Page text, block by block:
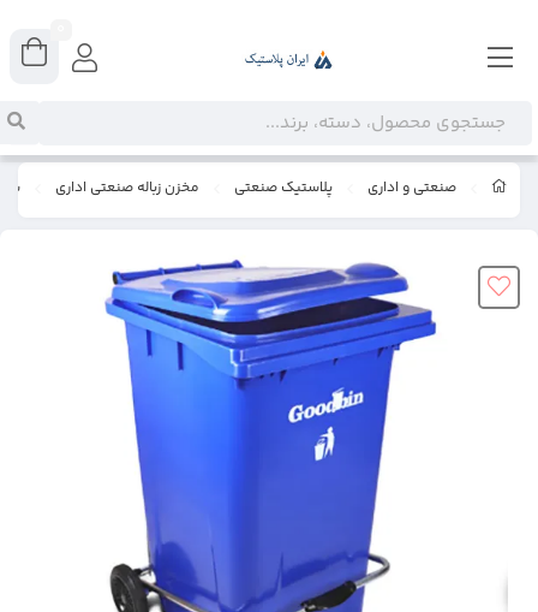
صنعتی و اداری پلاستیک صنعتی مخزن زباله صنعتی اداری سطل